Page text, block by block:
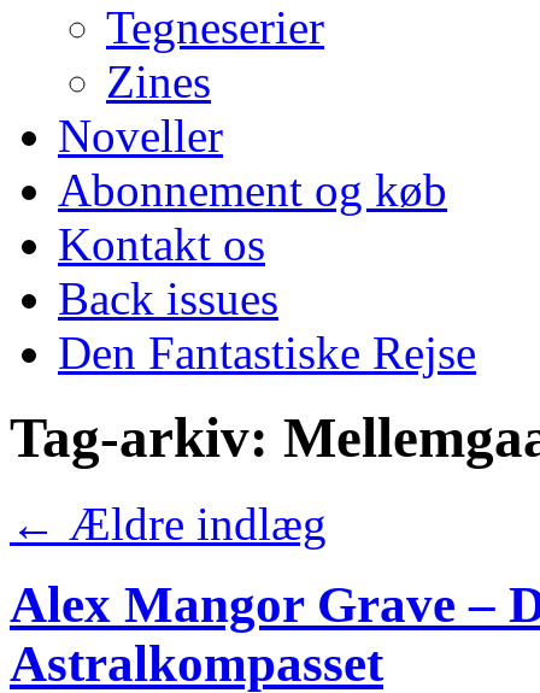
Tegneserier
Zines
Noveller
Abonnement og køb
Kontakt os
Back issues
Den Fantastiske Rejse
Tag-arkiv:
← Ældre indlæg
Alex Mangor Grave –
Astralkompasset